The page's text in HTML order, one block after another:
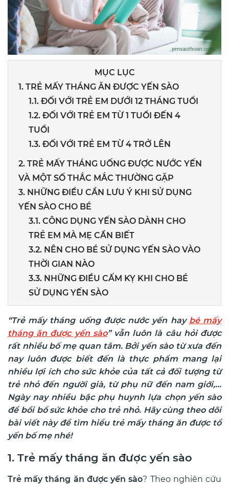
MỤC LỤC
1. TRẺ MẤY THÁNG ĂN ĐƯỢC YẾN SÀO
1.1. ĐỐI VỚI TRẺ EM DƯỚI 12 THÁNG TUỔI
1.2. ĐỐI VỚI TRẺ EM TỪ 1 TUỔI ĐẾN 4
TUỔI
1.3. ĐỐI VỚI TRẺ EM TỪ 4 TRỞ LÊN
2. TRẺ MẤY THÁNG UỐNG ĐƯỢC NƯỚC YẾN
VÀ MỘT SỐ THẮC MẮC THƯỜNG GẶP
3. NHỮNG ĐIỀU CẦN LƯU Ý KHI SỬ DỤNG
YẾN SÀO CHO BÉ
3.1. CÔNG DỤNG YẾN SÀO DÀNH CHO
TRẺ EM MÀ MẸ CẦN BIẾT
3.2. NÊN CHO BÉ SỬ DỤNG YẾN SÀO VÀO
THỜI GIAN NÀO
3.3. NHỮNG ĐIỀU CẤM KỴ KHI CHO BÉ
SỬ DỤNG YẾN SÀO
“Trẻ mấy tháng uống được nước yến hay bé mấy
tháng ăn được yến sào” vẫn luôn là câu hỏi được
rất nhiều bố mẹ quan tâm. Bởi yến sào từ xưa đến
nay luôn được biết đến là thực phẩm mang lại
nhiều lợi ích cho sức khỏe của tất cả đối tượng từ
trẻ nhỏ đến người già, từ phụ nữ đến nam giới,...
Ngày nay nhiều bậc phụ huynh lựa chọn yến sào
để bồi bổ sức khỏe cho trẻ nhỏ. Hãy cùng theo dõi
bài viết này để tìm hiểu trẻ mấy tháng ăn được tổ
yến bố mẹ nhé!
1. Trẻ mấy tháng ăn được yến sào
Trẻ mấy tháng ăn được yến sào? Theo nghiên cứu